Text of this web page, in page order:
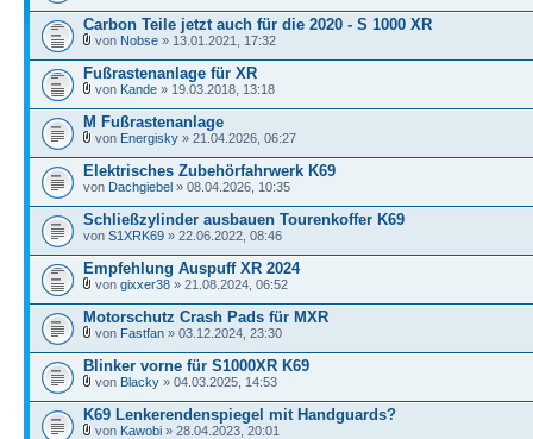
Carbon Teile jetzt auch für die 2020 - S 1000 XR
von Nobse » 13.01.2021, 17:32
Fußrastenanlage für XR
von Kande » 19.03.2018, 13:18
M Fußrastenanlage
von Energisky » 21.04.2026, 06:27
Elektrisches Zubehörfahrwerk K69
von Dachgiebel » 08.04.2026, 10:35
Schließzylinder ausbauen Tourenkoffer K69
von S1XRK69 » 22.06.2022, 08:46
Empfehlung Auspuff XR 2024
von gixxer38 » 21.08.2024, 06:52
Motorschutz Crash Pads für MXR
von Fastfan » 03.12.2024, 23:30
Blinker vorne für S1000XR K69
von Blacky » 04.03.2025, 14:53
K69 Lenkerendenspiegel mit Handguards?
von Kawobi » 28.04.2023, 20:01